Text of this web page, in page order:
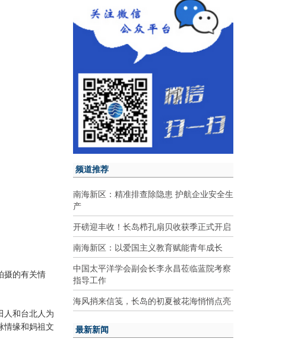
摄的有关情
和台北人为
情缘和妈祖文
频道推荐
南海新区：精准排查除隐患 护航企业安全生
产
开磅迎丰收！长岛栉孔扇贝收获季正式开启
南海新区：以爱国主义教育赋能青年成长
中国太平洋学会副会长李永昌莅临蓝院考察
指导工作
海风捎来信笺，长岛的初夏被花海悄悄点亮
最新新闻